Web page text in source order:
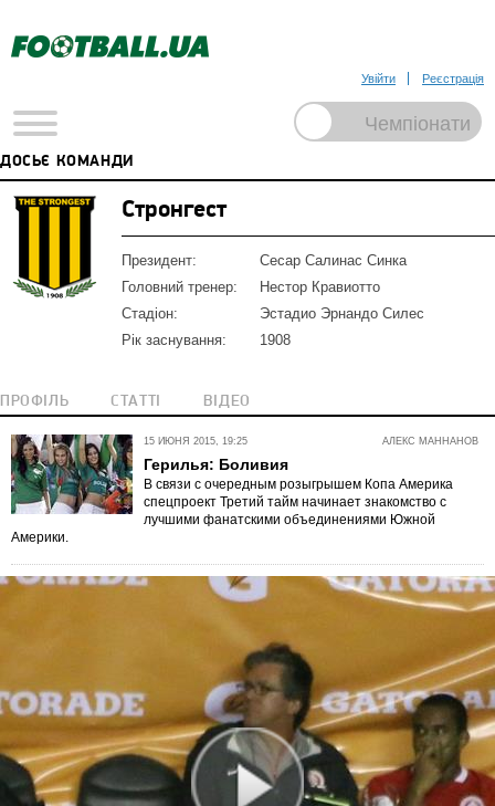
Увійти Реєстрація
ДОСЬЄ КОМАНДИ
Стронгест
Президент:
Сесар Салинас Синка
Головний тренер:
Нестор Кравиотто
Стадіон:
Эстадио Эрнандо Силес
Рік заснування:
1908
ПРОФІЛЬ СТАТТІ ВІДЕО
АЛЕКС МАННАНОВ
15 ИЮНЯ 2015, 19:25
Герилья: Боливия
В связи с очередным розыгрышем Копа Америка
спецпроект Третий тайм начинает знакомство с
лучшими фанатскими объединениями Южной
Америки.